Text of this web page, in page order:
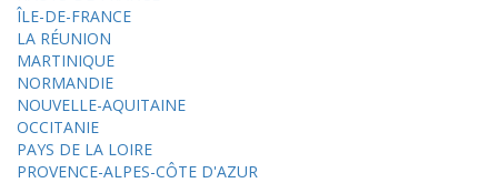
ÎLE-DE-FRANCE
LA RÉUNION
MARTINIQUE
NORMANDIE
NOUVELLE-AQUITAINE
OCCITANIE
PAYS DE LA LOIRE
PROVENCE-ALPES-CÔTE D'AZUR